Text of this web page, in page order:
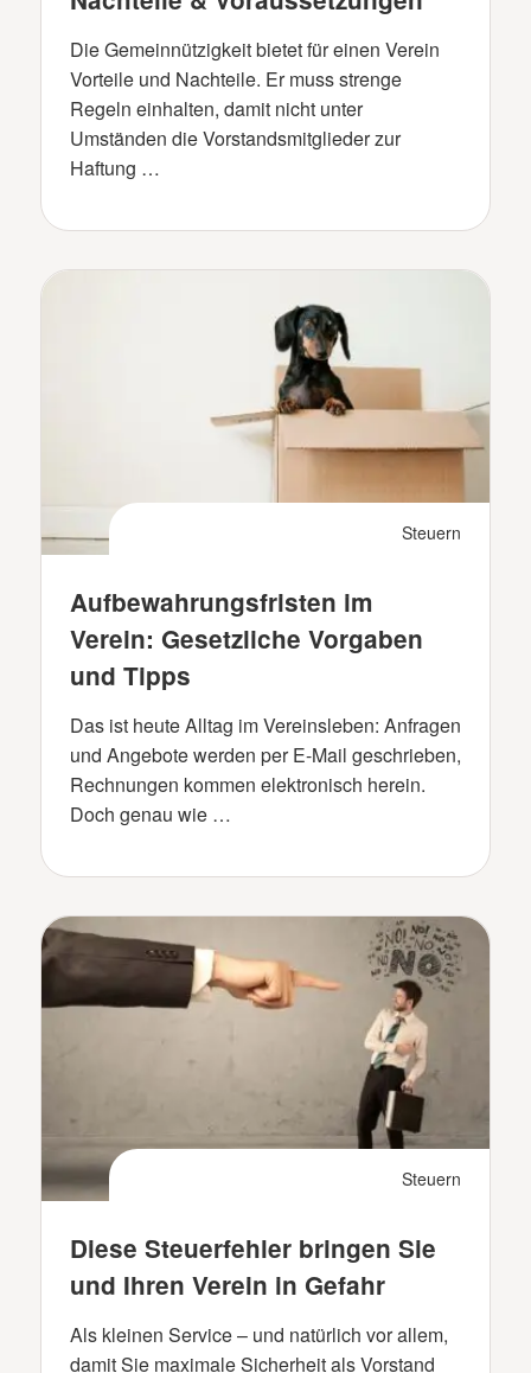
Die Gemeinnützigkeit bietet für einen Verein
Vorteile und Nachteile. Er muss strenge
Regeln einhalten, damit nicht unter
Umständen die Vorstandsmitglieder zur
Haftung …
Steuern
Aufbewahrungsfristen im
Verein: Gesetzliche Vorgaben
und Tipps
Das ist heute Alltag im Vereinsleben: Anfragen
und Angebote werden per E-Mail geschrieben,
Rechnungen kommen elektronisch herein.
Doch genau wie …
Steuern
Diese Steuerfehler bringen Sie
und Ihren Verein in Gefahr
Als kleinen Service – und natürlich vor allem,
damit Sie maximale Sicherheit als Vorstand